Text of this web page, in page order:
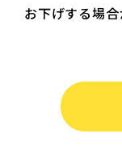
お下げする場合